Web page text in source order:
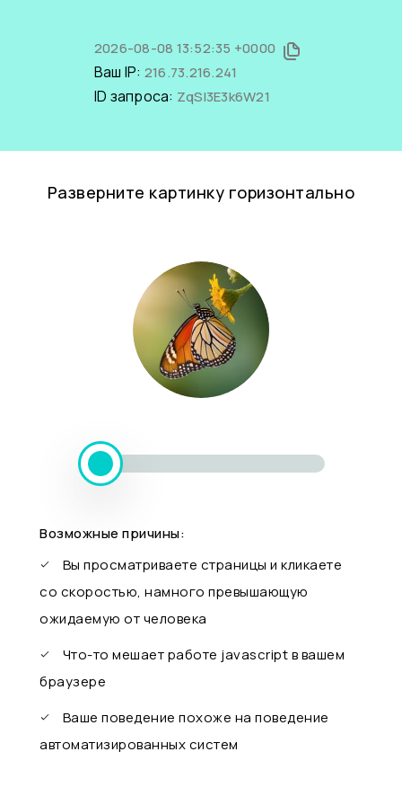
2026-08-08 13:52:35 +0000
Ваш IP: 216.73.216.241
ID запроса: ZqSl3E3k6W21
Разверните картинку горизонтально
Возможные причины:
Вы просматриваете страницы и кликаете
со скоростью, намного превышающую
ожидаемую от человека
Что-то мешает работе javascript в вашем
браузере
Ваше поведение похоже на поведение
автоматизированных систем